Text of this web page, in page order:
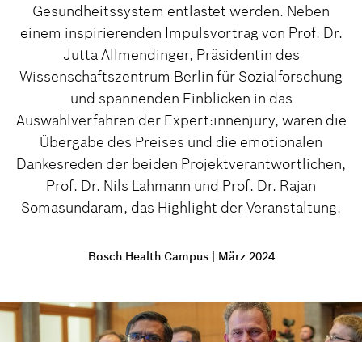
Gesundheitssystem entlastet werden. Neben
einem inspirierenden Impulsvortrag von Prof. Dr.
Jutta Allmendinger, Präsidentin des
Wissenschaftszentrum Berlin für Sozialforschung
und spannenden Einblicken in das
Auswahlverfahren der Expert:innenjury, waren die
Übergabe des Preises und die emotionalen
Dankesreden der beiden Projektverantwortlichen,
Prof. Dr. Nils Lahmann und Prof. Dr. Rajan
Somasundaram, das Highlight der Veranstaltung.
Bosch Health Campus | März 2024